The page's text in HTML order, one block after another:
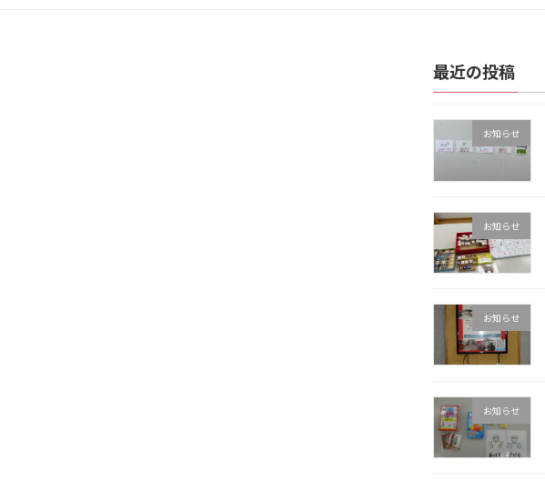
最近の投稿
お知らせ
お知らせ
お知らせ
お知らせ